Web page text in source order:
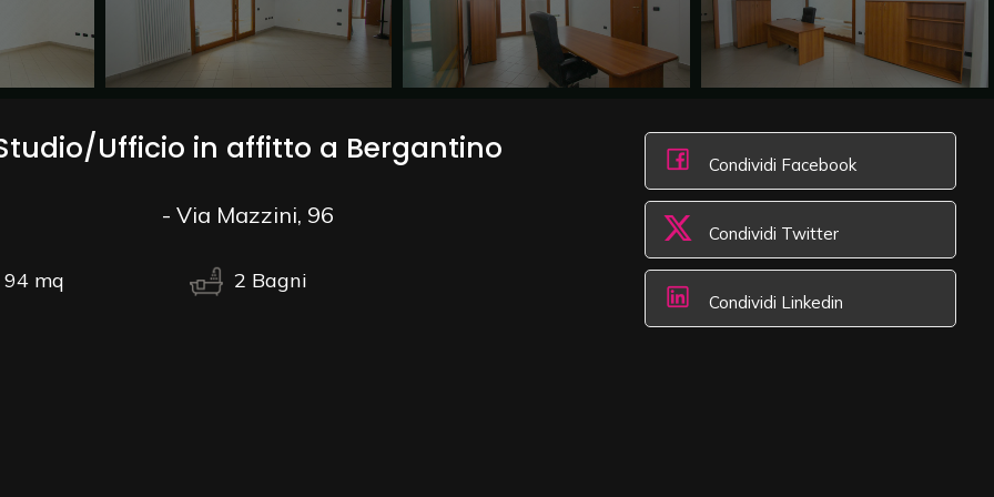
Ufficio in affitto a Bergantino
- Via Mazzini, 96
94mq 2 Bagni
Condividi Facebook
Condividi Twitter
Condividi Linkedin